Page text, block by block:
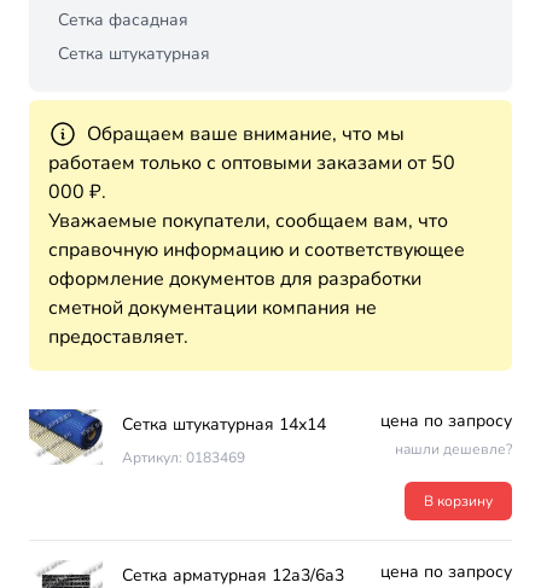
Сетка фасадная
Сетка штукатурная
Обращаем ваше внимание, что мы
работаем только с оптовыми заказами от 50
000 ₽.
Уважаемые покупатели, сообщаем вам, что
справочную информацию и соответствующее
оформление документов для разработки
сметной документации компания не
предоставляет.
Сетка штукатурная 14х14
Артикул: 0183469
цена по запросу
нашли дешевле?
В корзину
Сетка арматурная 12а3/6а3
цена по запросу